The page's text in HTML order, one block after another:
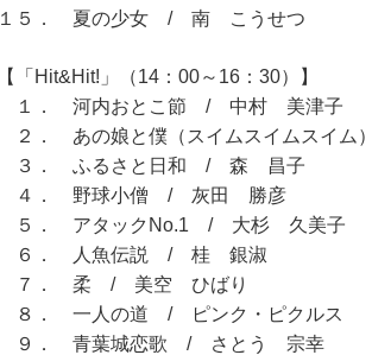
１５． 夏の少女 / 南 こうせつ
【「Hit&Hit!」（14：00～16：30）】
１． 河内おとこ節 / 中村 美津子
２． あの娘と僕（スイムスイムスイ
３． ふるさと日和 / 森 昌子
４． 野球小僧 / 灰田 勝彦
５． アタックNo.1 / 大杉 久美子
６． 人魚伝説 / 桂 銀淑
７． 柔 / 美空 ひばり
８． 一人の道 / ピンク・ピクルス
９． 青葉城恋歌 / さとう 宗幸